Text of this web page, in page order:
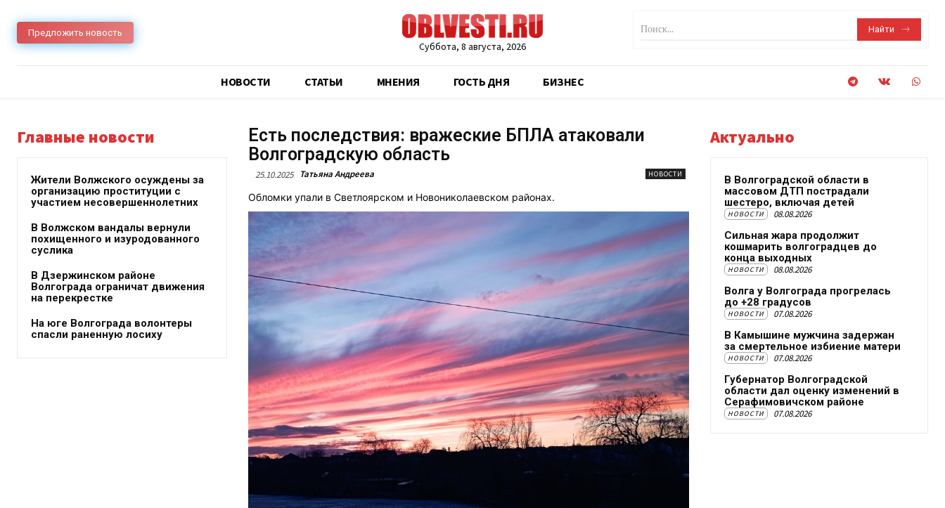
Предложить новость
Суббота, 8 августа, 2026
Поиск... Найти
НОВОСТИ CТАТЬИ МНЕНИЯ ГОСТЬ ДНЯ БИЗНЕС
Главные новости
Жители Волжского осуждены за
организацию проституции с
участием несовершеннолетних
В Волжском вандалы вернули
похищенного и изуродованного
суслика
В Дзержинском районе
Волгограда ограничат движения
на перекрестке
На юге Волгограда волонтеры
спасли раненную лосиху
Есть последствия: вражеские БПЛА атаковали
Волгоградскую область
25.10.2025 Татьяна Андреева НОВОСТИ
Обломки упали в Светлоярском и Новониколаевском районах.
Актуально
В Волгоградской области в
массовом ДТП пострадали
шестеро, включая детей
НОВОСТИ 08.08.2026
Сильная жара продолжит
кошмарить волгоградцев до
конца выходных
НОВОСТИ 08.08.2026
Волга у Волгограда прогрелась
до +28 градусов
НОВОСТИ 07.08.2026
В Камышине мужчина задержан
за смертельное избиение матери
НОВОСТИ 07.08.2026
Губернатор Волгоградской
области дал оценку изменений в
Серафимовичском районе
НОВОСТИ 07.08.2026